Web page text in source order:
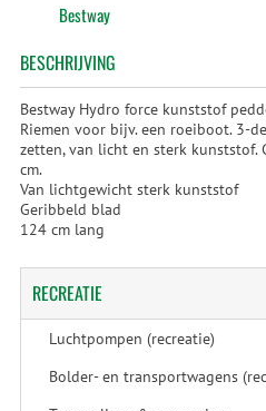
Bestway
BESCHRIJVING
Bestway Hydro force kunststof
Riemen voor bijv. een roeiboot. 3-
zetten, van licht en sterk kunststof.
cm.
Van lichtgewicht sterk kunststof
Geribbeld blad
124 cm lang
RECREATIE
Luchtpompen (recreatie)
Bolder- en transportwagens